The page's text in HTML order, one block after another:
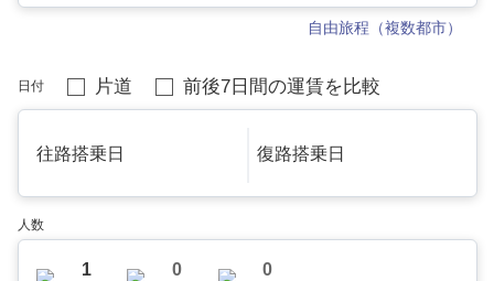
自由旅程（複数都市）
日付 片道 前後7日間の運賃を比較
往路搭乗日 復路搭乗日
人数
1 0 0